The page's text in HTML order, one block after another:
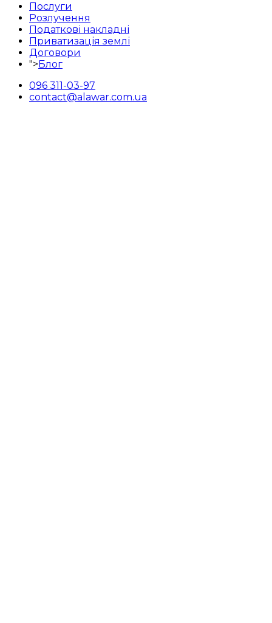
Послуги
Розлучення
Податкові накладні
Приватизація землі
Договори
">Блог
096 311-03-97
contact@alawar.com.ua